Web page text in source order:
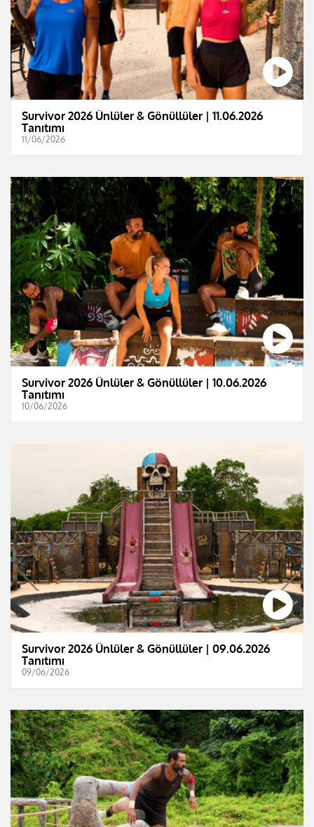
Survivor 2026 Ünlüler & Gönüllüler | 11.06.2026
Tanıtımı
11/06/2026
Survivor 2026 Ünlüler & Gönüllüler | 10.06.2026
Tanıtımı
10/06/2026
Survivor 2026 Ünlüler & Gönüllüler | 09.06.2026
Tanıtımı
09/06/2026